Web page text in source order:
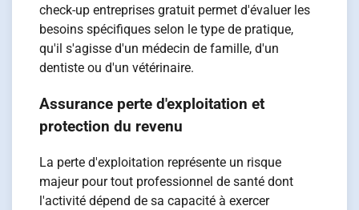
check-up entreprises gratuit permet d'évaluer les
besoins spécifiques selon le type de pratique,
qu'il s'agisse d'un médecin de famille, d'un
dentiste ou d'un vétérinaire.
Assurance perte d'exploitation et
protection du revenu
La perte d'exploitation représente un risque
majeur pour tout professionnel de santé dont
l'activité dépend de sa capacité à exercer